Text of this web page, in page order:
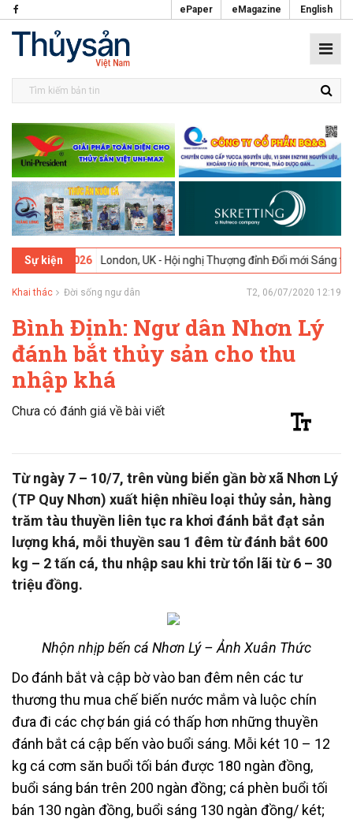
ePaper eMagazine English
Sự kiện
02-2026 London, UK - Hội nghị Thượng đỉnh Đổi mới Sáng tạo
Khai thác Đời sống ngư dân T2, 06/07/2020 12:19
Bình Định: Ngư dân Nhơn Lý
đánh bắt thủy sản cho thu
nhập khá
Chưa có đánh giá về bài viết
Từ ngày 7 – 10/7, trên vùng biển gần bờ xã Nhơn Lý
(TP Quy Nhơn) xuất hiện nhiều loại thủy sản, hàng
trăm tàu thuyền liên tục ra khơi đánh bắt đạt sản
lượng khá, mỗi thuyền sau 1 đêm từ đánh bắt 600
kg – 2 tấn cá, thu nhập sau khi trừ tổn lãi từ 6 – 30
triệu đồng.
Nhộn nhịp bến cá Nhơn Lý – Ảnh Xuân Thức
Do đánh bắt và cập bờ vào ban đêm nên các tư
thương thu mua chế biến nước mắm và luộc chín
đưa đi các chợ bán giá có thấp hơn những thuyền
đánh bắt cá cập bến vào buổi sáng. Mỗi két 10 – 12
kg cá cơm săn buổi tối bán được 180 ngàn đồng,
buổi sáng bán trên 200 ngàn đồng; cá phèn buổi tối
bán 130 ngàn đồng, buổi sáng 130 ngàn đồng/ két;